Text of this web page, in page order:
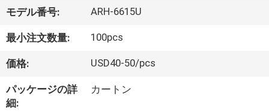
ト
私
に
モデル番号: ARH-6615U
最小注文数量: 100pcs
価格: USD40-50/pcs
パッケージの詳
細:
カートン